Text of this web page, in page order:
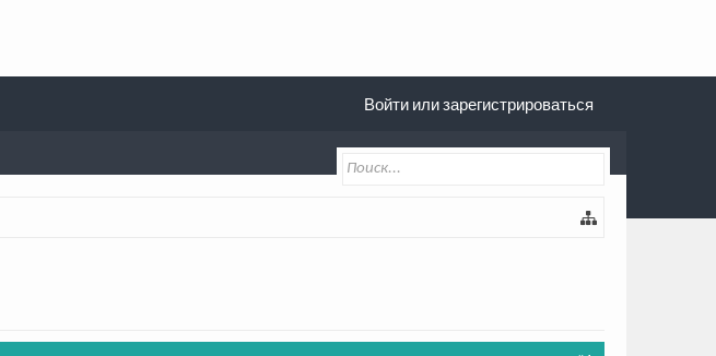
Войти или зарегистрироваться